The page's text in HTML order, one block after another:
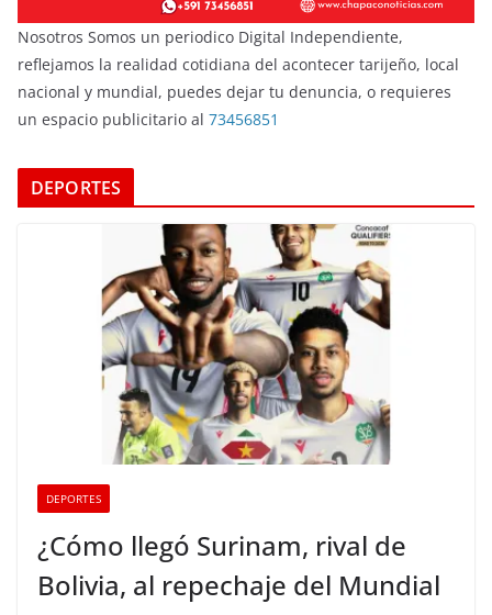
Nosotros Somos un periodico Digital Independiente,
reflejamos la realidad cotidiana del acontecer tarijeño, local
nacional y mundial, puedes dejar tu denuncia, o requieres
un espacio publicitario al 73456851
DEPORTES
DEPORTES
¿Cómo llegó Surinam, rival de
Bolivia, al repechaje del Mundial